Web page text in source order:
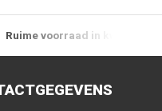
Ruime voorraad in